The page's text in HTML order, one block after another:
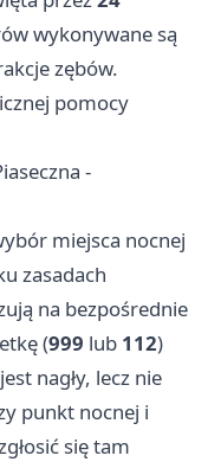
wykonywane są
zębów.
pomocy
-
miejsca nocnej
zasadach
na bezpośrednie
(999 lub 112)
nagły, lecz nie
punkt nocnej i
się tam